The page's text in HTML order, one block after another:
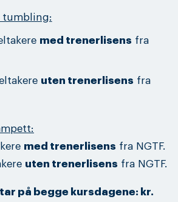
tumbling:
med trenerlisens fra
uten trenerlisens fra
med trenerlisens fra NGTF.
uten trenerlisens fra NGTF.
på begge kursdagene: kr.